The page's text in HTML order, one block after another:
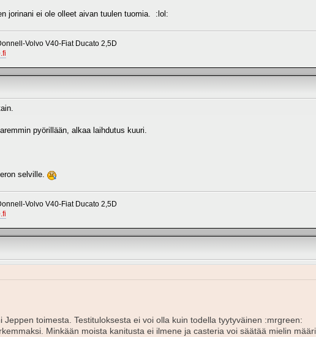
jorinani ei ole olleet aivan tuulen tuomia. :lol:
Volvo V40-Fiat Ducato 2,5D
pyörillään, alkaa laihdutus kuuri.
selville.
Volvo V40-Fiat Ducato 2,5D
toimesta. Testituloksesta ei voi olla kuin todella tyytyväinen :mrgreen:
Minkään moista kanitusta ei ilmene ja casteria voi säätää mielin